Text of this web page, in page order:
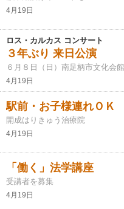
4月19日
ロス・カルカス コンサート
３年ぶり 来日公演
６月８日（日）南足柄市文化会館
4月19日
駅前・お子様連れＯＫ
開成はりきゅう治療院
4月19日
「働く」法学講座
受講者を募集
4月19日